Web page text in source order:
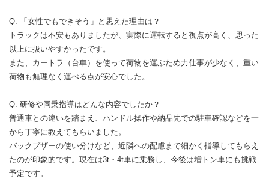
Q. 「女性でもできそう」と思えた理由は？
トラックは不安もありましたが、実際に運転すると視点が高く、思った
以上に扱いやすかったです。
また、カートラ（台車）を使って荷物を運ぶため力仕事が少なく、重い
荷物も無理なく運べる点が安心でした。
Q. 研修や同乗指導はどんな内容でしたか？
普通車との違いを踏まえ、ハンドル操作や納品先での駐車確認などを一
から丁寧に教えてもらいました。
バックブザーの使い分けなど、近隣への配慮まで細かく指導してもらえ
たのが印象的です。現在は3t・4t車に乗務し、今後は増トン車にも挑戦
予定です。